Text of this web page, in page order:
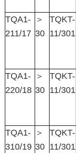
TQA1-
211/17
＞
30
TQKT-
11/301
TQA1-
220/18
＞
30
TQKT-
11/301
TQA1-
310/19
＞
30
TQKT-
11/301